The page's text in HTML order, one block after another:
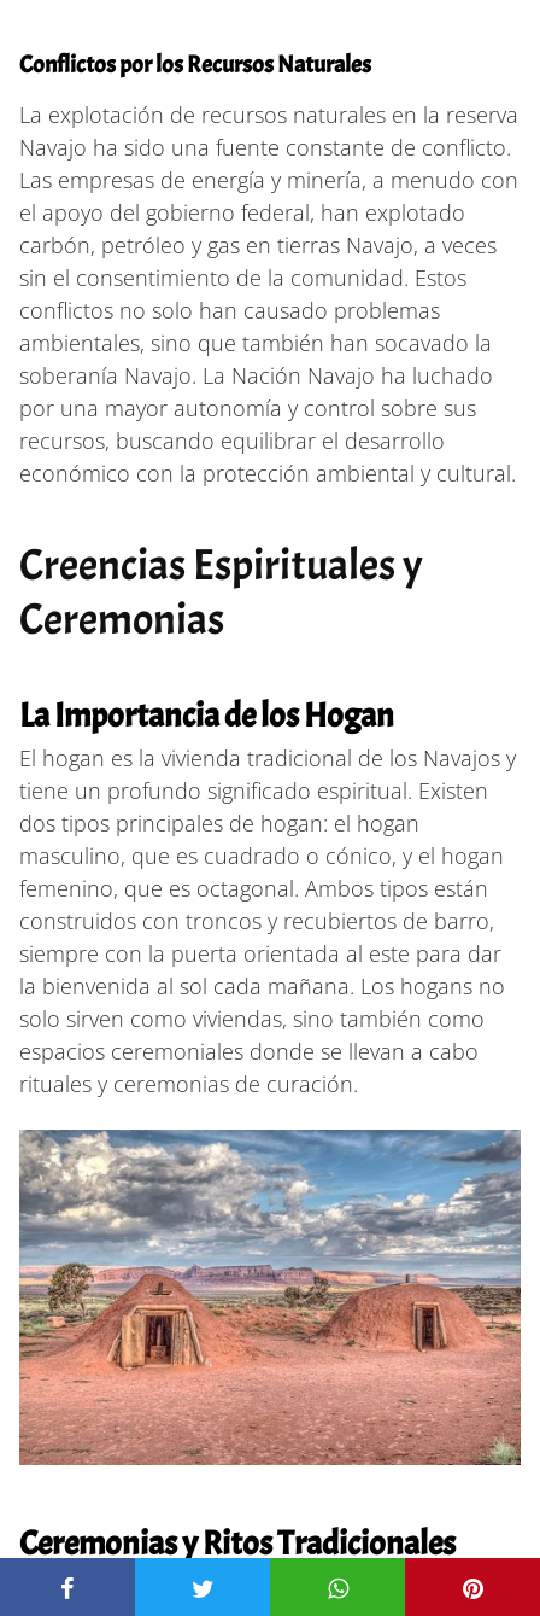
Conflictos por los Recursos Naturales
La explotación de recursos naturales en la reserva
Navajo ha sido una fuente constante de conflicto.
Las empresas de energía y minería, a menudo con
el apoyo del gobierno federal, han explotado
carbón, petróleo y gas en tierras Navajo, a veces
sin el consentimiento de la comunidad. Estos
conflictos no solo han causado problemas
ambientales, sino que también han socavado la
soberanía Navajo. La Nación Navajo ha luchado
por una mayor autonomía y control sobre sus
recursos, buscando equilibrar el desarrollo
económico con la protección ambiental y cultural.
Creencias Espirituales y
Ceremonias
La Importancia de los Hogan
El hogan es la vivienda tradicional de los Navajos y
tiene un profundo significado espiritual. Existen
dos tipos principales de hogan: el hogan
masculino, que es cuadrado o cónico, y el hogan
femenino, que es octagonal. Ambos tipos están
construidos con troncos y recubiertos de barro,
siempre con la puerta orientada al este para dar
la bienvenida al sol cada mañana. Los hogans no
solo sirven como viviendas, sino también como
espacios ceremoniales donde se llevan a cabo
rituales y ceremonias de curación.
Ceremonias y Ritos Tradicionales
Las ceremonias Navajo están centradas en la